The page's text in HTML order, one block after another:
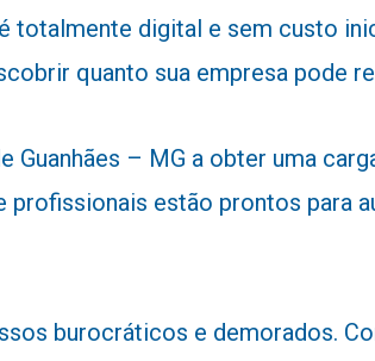
digital e sem custo
quanto sua empresa pode
Guanhães – MG a obter uma
profissionais estão prontos para
burocráticos e demorados.